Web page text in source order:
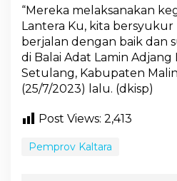
“Mereka melaksanakan
Lantera Ku, kita bersyukur
berjalan dengan baik dan
di Balai Adat Lamin Adjang
Setulang, Kabupaten
(25/7/2023) lalu. (dkisp)
Post Views: 2,413
Pemprov Kaltara